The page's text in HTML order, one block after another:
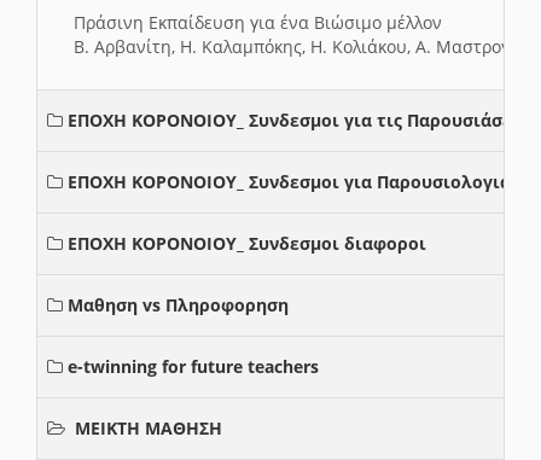
Πράσινη Εκπαίδευση για ένα Βιώσιμο μέλλον
Β. Αρβανίτη, Η. Καλαμπόκης, Η. Κολιάκου, Α.
ΕΠΟΧΗ ΚΟΡΟΝΟΙΟΥ_ Συνδεσμοι για τις Παρουσιάσεις
ΕΠΟΧΗ ΚΟΡΟΝΟΙΟΥ_ Συνδεσμοι για Παρουσιολογια
ΕΠΟΧΗ ΚΟΡΟΝΟΙΟΥ_ Συνδεσμοι διαφοροι
Μαθηση vs Πληροφορηση
e-twinning for future teachers
ΜΕΙΚΤΗ ΜΑΘΗΣΗ